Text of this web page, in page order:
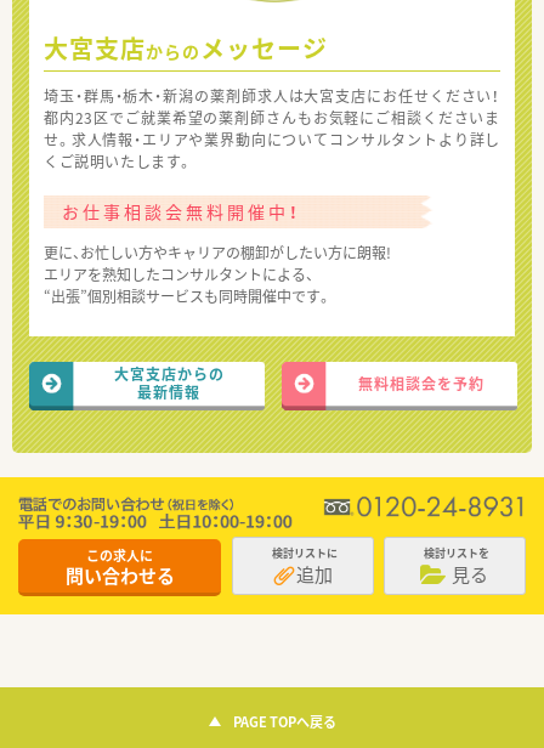
大宮支店からの メッセージ
埼玉・群馬・栃木・新潟の薬剤師求人は大宮支店にお任せください！
都内23区でご就業希望の薬剤師さんもお気軽にご相談くださいま
せ。求人情報・エリアや業界動向についてコンサルタントより詳し
くご説明いたします。
お仕事相談会無料開催中！
更に、お忙しい方やキャリアの棚卸がしたい方に朗報!
エリアを熟知したコンサルタントによる、
“出張”個別相談サービスも同時開催中です。
大宮支店からの
最新情報
無料相談会を予約
この求人に
問い合わせる
検討リストに
追加
検討リストを
見る
PAGE TOPへ戻る